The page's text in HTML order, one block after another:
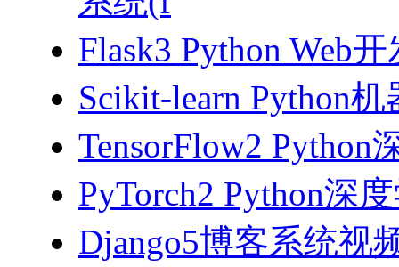
Flask3 Python Web
Scikit-learn Python
TensorFlow2 Python
PyTorch2 Python深
Django5博客系统视